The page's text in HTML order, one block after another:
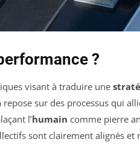
?
visant à traduire une
sur des processus qui
l’humain comme pierre
sont clairement alignés et